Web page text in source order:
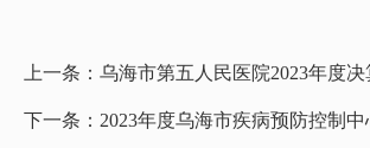
上一条： 乌海市第五人民医院2023年度
下一条： 2023年度乌海市疾病预防控制